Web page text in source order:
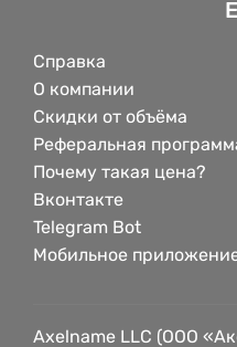
Справка
О компании
Скидки от объёма
Реферальная
Почему такая цена?
Вконтакте
Telegram Bot
Мобильное
Axelname LLC (ООО